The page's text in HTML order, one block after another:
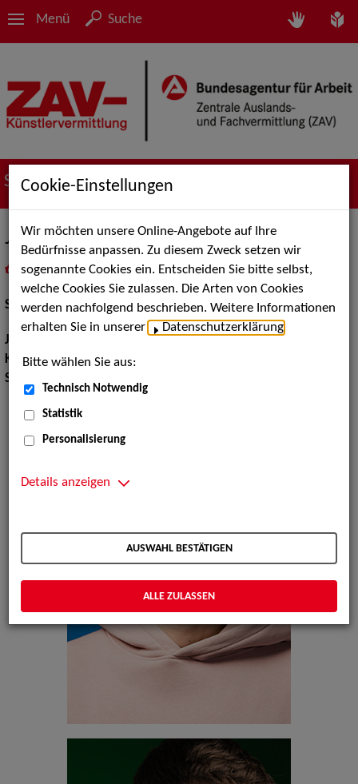
Menü Suche
Suche nach Künstler*innen
Janek Biedermann
als PDF speichern
inMeine Merklistelegen
Schauspiel:Bühne
Jahrgang:
Körpergröße:203 cm
Sprachen:
Cookie-Einstellungen
Wir möchten unsere Online-Angebote auf Ihre
Bedürfnisse anpassen. Zu diesem Zweck setzen wir
sogenannte Cookies ein. Entscheiden Sie bitte selbst,
welche Cookies Sie zulassen. Die Arten von Cookies
werden nachfolgend beschrieben. Weitere Informationen
erhalten Sie in unserer
Datenschutzerklärung
Bitte wählen Sie aus:
Technisch Notwendig
Statistik
Personalisierung
Details anzeigen
AUSWAHL BESTÄTIGEN
ALLE ZULASSEN